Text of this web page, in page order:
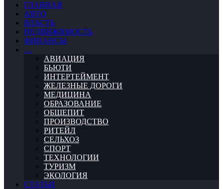
ГЛАВНАЯ
АВТО
ВЛАСТЬ
НЕДВИЖИМОСТЬ
ФИНАНСЫ
…
АВИАЦИЯ
БЬЮТИ
ИНТЕРТЕЙМЕНТ
ЖЕЛЕЗНЫЕ ДОРОГИ
МЕДИЦИНА
ОБРАЗОВАНИЕ
ОБЩЕПИТ
ПРОИЗВОДСТВО
РИТЕЙЛ
СЕЛЬХОЗ
СПОРТ
ТЕХНОЛОГИИ
ТУРИЗМ
ЭКОЛОГИЯ
СТАТЬИ